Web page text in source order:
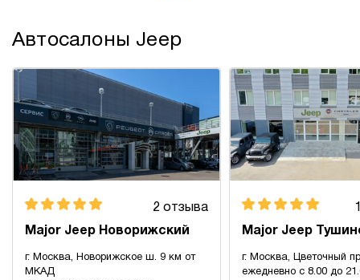
Автосалоны Jeep
2 отзыва
Major Jeep Новорижский
г. Москва, Новорижское ш. 9 км от
МКАД
Major Jeep
г. Москва, Цветочный
ежедневно с 8.00 до